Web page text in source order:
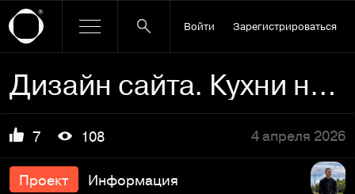
Войти Зарегистрироваться
Дизайн сайта. Кухни на заказ
7 108 4 апреля 2026
Проект Информация